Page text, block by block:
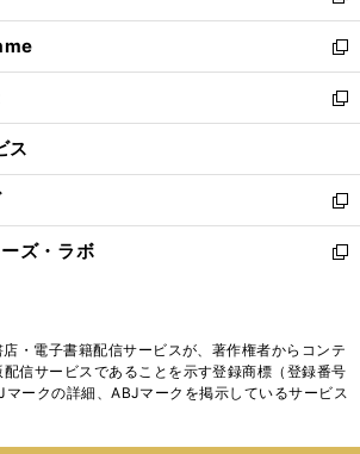
開
く
ウ
で
開
く
ン
ド
ウ
で
開
ウ
ィ
ン
ド
ウ
開
く
し
い
ウ
ィ
ン
ウ
で
開
く
新
し
い
ウ
ン
ド
ウ
で
新
し
ウ
ィ
ン
ド
く
ス
新
し
い
ド
ウ
で
ズ・ラボ
新
ィ
ン
・電子書籍配信サービスが、著作権者からコンテ
信サービスであることを示す登録商標（登録番号
ークの詳細、ABJマークを掲示しているサービス